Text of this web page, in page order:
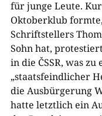
für junge Leute.
Oktoberklub
Schriftstellers
Sohn hat,
in die ČSSR, was
„staatsfeindlicher
die Ausbürgerung
hatte letztlich ein